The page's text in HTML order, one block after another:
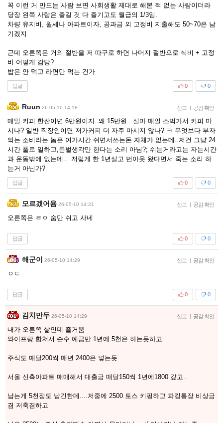
꼭 이런 거 만드는 사람 보면 사회생활 제대로 해본 적 없는 사람이더라
당장 왼쪽 사람은 즐길 것 다 즐기고도 월급의 1/3임.
차량 유지비, 월세나 아파트이자, 공과금 외 고정비 지출해도 50~70은 남
기겠지
근데 오른쪽은 거의 절반을 저 따구로 하면 나머지 절반으로 식비 + 고정
비 어떻게 감당?
밥은 안 먹고 라면만 먹는 건가
답글 0
0
Ruun 26-05-10 14:18 신고 | 공감 확인
매일 커피 한잔이면 6만원이지..왜 15만원...설마 매일 스벅가서 커피 마
시나? 일반 직장인이면 저가커피 더 자주 마시지 않나? ㅋ 무엇보다 부자
되는 소비라는 놈은 여가시간 쉬면서쓰는돈 자체가 없는데..저건 그냥 24
시간 풀로 일하고,돈벌생각만 한다는 소리 아님?; 쉬는거라고는 자는시간
과 운동밖에 없는데.. 저렇게 한 1년살고 번아웃 왔다면서 죽는 소리 하
는거 아닌가?
답글 0
0
모르겠어욤 26-05-10 14:21 신고 | 공감 확인
오른쪽은 ㄹㅇ 숨만 쉬고 사네
답글 0
0
해군이 26-05-10 14:29 신고 | 공감 확인
ㅇㄷ
답글 0
0
김치만두 26-05-10 14:29 신고 | 공감 확인
내가 오른쪽 삶인데 즐거움
와이프랑 합쳐서 순수 예금만 1년에 5천은 하는듯하고
주식도 매달200씩 매년 2400은 넣는듯
서울 신축아파트 매매해서 대출금 매달150씩 1년에1800 갚고..
남는게 5천정도 남긴한데....저중에 2500 토스 키핑하고 파킹통장 비상금
겸 저축겸하고